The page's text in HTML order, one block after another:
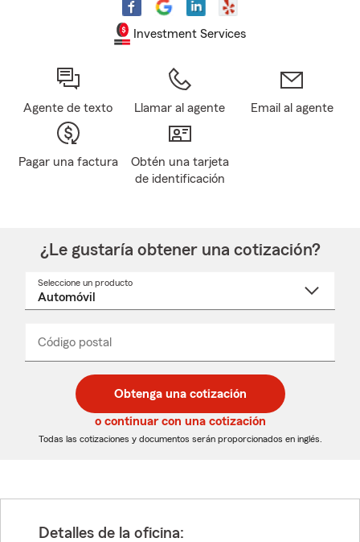
Investment Services
Agente de texto Llamar al agente Email al agente
Pagar una factura
Obtén una tarjeta
de identificación
¿Le gustaría obtener una cotización?
Seleccione un producto
desplegable
Código postal
de
5
dígitos
de
5
dígitos
_____
Obtenga una cotización
o continuar con una cotización
Todas las cotizaciones y documentos serán proporcionados en inglés.
Detalles de la oficina: